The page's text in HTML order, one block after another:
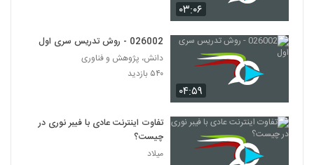
Inspiring the Students of the Future
026028 - Andragogy: 1.The Adult
Learner
۲۳۹ بازدید
29
026029 - Andragogy:
2.Characteristics of the Adult
Learner
۰۳:۰۶
۰۴:۵۹
026002 - روش تدریس سری اول
دانش، پژوهش و فناوری
۵۴۰ بازدید
تفاوت اینترنت عادی با فیبر نوری در
چیست؟
میلاد